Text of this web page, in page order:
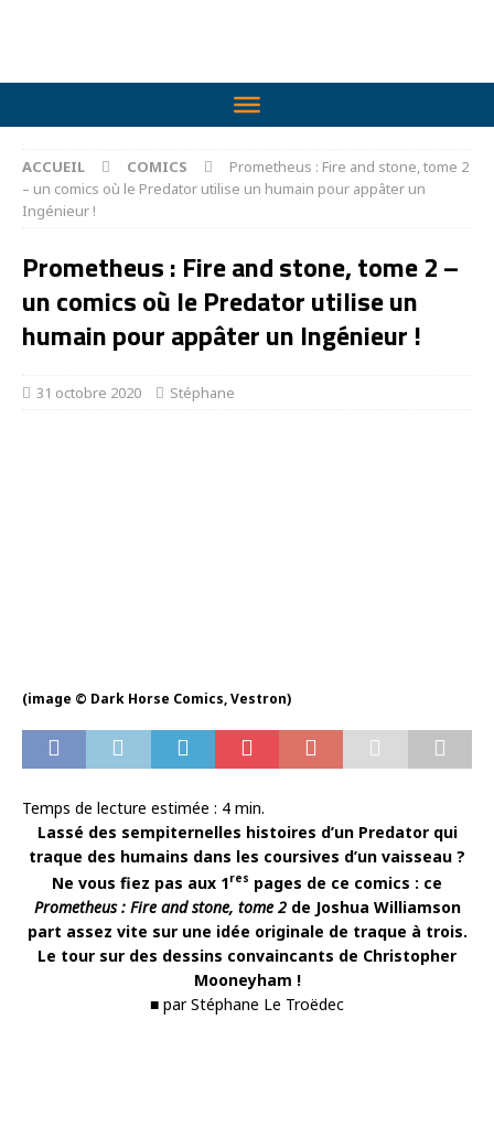
ACCUEIL COMICS
Prometheus : Fire and stone, tome 2
– un comics où le Predator utilise un humain pour appâter un
Ingénieur !
Prometheus : Fire and stone, tome 2 –
un comics où le Predator utilise un
humain pour appâter un Ingénieur !
31 octobre 2020 Stéphane
(image © Dark Horse Comics, Vestron)
Temps de lecture estimée : 4 min.
Lassé des sempiternelles histoires d’un Predator qui
traque des humains dans les coursives d’un vaisseau ?
Ne vous fiez pas aux 1res pages de ce comics : ce
Prometheus : Fire and stone, tome 2de Joshua Williamson
part assez vite sur une idée originale de traque à trois.
Le tour sur des dessins convaincants de Christopher
Mooneyham !
■ par Stéphane Le Troëdec